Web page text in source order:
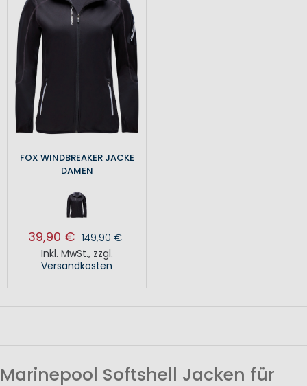
FOX WINDBREAKER JACKE
DAMEN
39,90 € 149,90 €
Inkl. MwSt., zzgl.
Versandkosten
Marinepool Softshell Jacken für